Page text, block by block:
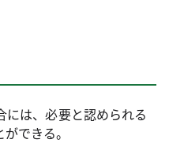
は、必要と認められる
できる。